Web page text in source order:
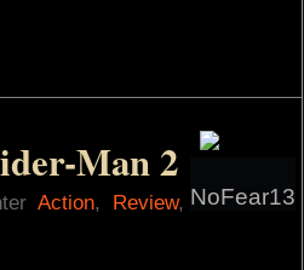
NoFear13
Man 2
Action, Review,